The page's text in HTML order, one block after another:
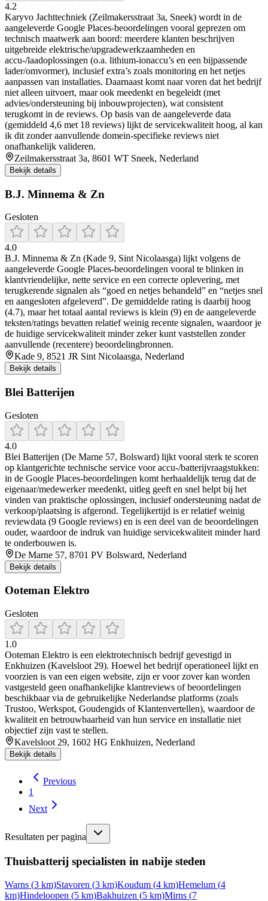
4.2
Karyvo Jachttechniek (Zeilmakersstraat 3a, Sneek) wordt in de
aangeleverde Google Places-beoordelingen vooral geprezen om
technisch maatwerk aan boord: meerdere klanten beschrijven
uitgebreide elektrische/upgradewerkzaamheden en
accu-/laadoplossingen (o.a. lithium-ionaccu’s en een bijpassende
lader/omvormer), inclusief extra’s zoals monitoring en het netjes
aanpassen van installaties. Daarnaast komt naar voren dat het bedrijf
niet alleen uitvoert, maar ook meedenkt en begeleidt (met
advies/ondersteuning bij inbouwprojecten), wat consistent
terugkomt in de reviews. Op basis van de aangeleverde data
(gemiddeld 4,6 met 18 reviews) lijkt de servicekwaliteit hoog, al kan
ik dit zonder aanvullende domein-specifieke reviews niet
onafhankelijk valideren.
Zeilmakersstraat 3a, 8601 WT Sneek, Nederland
Bekijk details
B.J. Minnema & Zn
Gesloten
4.0
B.J. Minnema & Zn (Kade 9, Sint Nicolaasga) lijkt volgens de
aangeleverde Google Places-beoordelingen vooral te blinken in
klantvriendelijke, nette service en een correcte oplevering, met
terugkerende signalen als “goed en netjes behandeld” en “netjes snel
en aangesloten afgeleverd”. De gemiddelde rating is daarbij hoog
(4.7), maar het totaal aantal reviews is klein (9) en de aangeleverde
teksten/ratings bevatten relatief weinig recente signalen, waardoor je
de huidige servicekwaliteit minder zeker kunt vaststellen zonder
aanvullende (recentere) beoordelingbronnen.
Kade 9, 8521 JR Sint Nicolaasga, Nederland
Bekijk details
Blei Batterijen
Gesloten
4.0
Blei Batterijen (De Marne 57, Bolsward) lijkt vooral sterk te scoren
op klantgerichte technische service voor accu-/batterijvraagstukken:
in de Google Places-beoordelingen komt herhaaldelijk terug dat de
eigenaar/medewerker meedenkt, uitleg geeft en snel helpt bij het
vinden van praktische oplossingen, inclusief ondersteuning nadat de
verkoop/plaatsing is afgerond. Tegelijkertijd is er relatief weinig
reviewdata (9 Google reviews) en is een deel van de beoordelingen
ouder, waardoor de indruk van huidige servicekwaliteit minder hard
te onderbouwen is.
De Marne 57, 8701 PV Bolsward, Nederland
Bekijk details
Ooteman Elektro
Gesloten
1.0
Ooteman Elektro is een elektrotechnisch bedrijf gevestigd in
Enkhuizen (Kavelsloot 29). Hoewel het bedrijf operationeel lijkt en
voorzien is van een eigen website, zijn er voor zover kan worden
vastgesteld geen onafhankelijke klantreviews of beoordelingen
beschikbaar via de gebruikelijke Nederlandse platforms (zoals
Trustoo, Werkspot, Goudengids of Klantenvertellen), waardoor de
kwaliteit en betrouwbaarheid van hun service en installatie niet
objectief zijn vast te stellen.
Kavelsloot 29, 1602 HG Enkhuizen, Nederland
Bekijk details
Previous
1
Next
Resultaten per pagina
Thuisbatterij specialisten in nabije steden
Warns (3 km)Stavoren (3 km)Koudum (4 km)Hemelum (4
km)Hindeloopen (5 km)Bakhuizen (5 km)Mirns (7